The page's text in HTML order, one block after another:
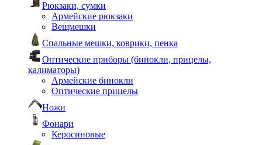
Рюкзаки, сумки
Армейские рюкзаки
Вещмешки
Спальные мешки, коврики, пенка
Оптические приборы (бинокли, прицелы,
калиматоры)
Армейские бинокли
Оптические прицелы
Ножи
Фонари
Керосиновые